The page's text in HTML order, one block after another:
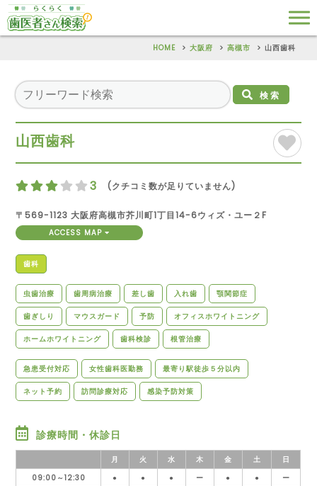
HOME 大阪府 高槻市 山西歯科
検索
山西歯科
3 (クチコミ数が足りていません)
〒569-1123 大阪府高槻市芥川町1丁目14-6ウィズ・ユー２F
ACCESS MAP
歯科
虫歯治療 歯周病治療 差し歯 入れ歯 顎関節症
歯ぎしり マウスガード 予防 オフィスホワイトニング
ホームホワイトニング 歯科検診 根管治療
急患受付対応 女性歯科医勤務 最寄り駅徒歩５分以内
ネット予約 訪問診療対応 感染予防対策
診療時間・休診日
月 火 水 木 金 土
日
09:00～12:30
● ● ● ー ● ●
ー